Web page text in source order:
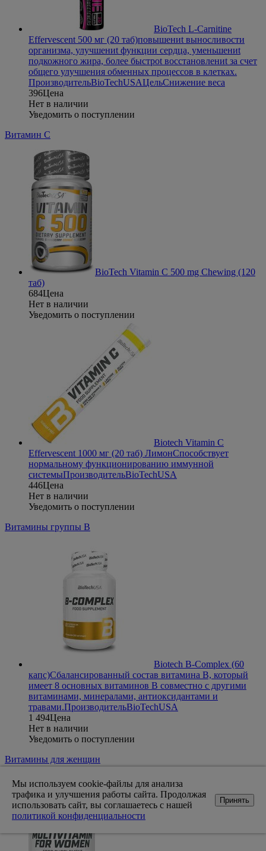
BioTech L-Carnitine
Effervescent 500 мг (20 таб)повышениt выносливости
организма, улучшениt функции сердца, уменьшениt
подкожного жира, более быстроt восстановлениt за счет
общего улучшения обменных процессов в клетках.
ПроизводительBioTechUSAЦельСнижение веса
396Цена
Нет в наличии
Уведомить о поступлении
Витамин С
BioTech Vitamin C 500 mg Chewing (120
таб)
684Цена
Нет в наличии
Уведомить о поступлении
Biotech Vitamin C
Effervescent 1000 мг (20 таб) ЛимонСпособствует
нормальному функционированию иммунной
системыПроизводительBioTechUSA
446Цена
Нет в наличии
Уведомить о поступлении
Витамины группы В
Biotech B-Complex (60
капс)Сбалансированный состав витамина В, который
имеет 8 основных витаминов В совместно с другими
витаминами, минералами, антиоксидантами и
травами.ПроизводительBioTechUSA
1 494Цена
Нет в наличии
Уведомить о поступлении
Витамины для женщин
Мы используем cookie-файлы для анализа
трафика и улучшения работы сайта. Продолжая
использовать сайт, вы соглашаетесь с нашей
политикой конфиденциальности
Принять